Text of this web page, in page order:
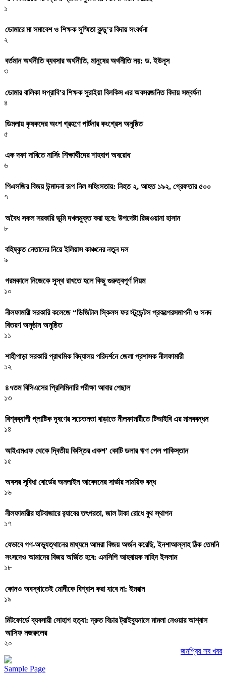
১
ডোমারে মা সমাবেশ ও শিক্ষক সুস্মিতা কুন্ডু’র বিদায় সংবর্ধনা
২
বর্তমান অর্থনীতি ব্যবসার অর্থনীতি, মানুষের অর্থনীতি নয়: ড. ইউনূস
৩
ডোমার বালিকা সপ্রাবি’র শিক্ষক সুরাইয়া বিলকিস এর অবসরজনিত বিদায় সম্বর্ধনা
৪
ডিমলায় কৃষকদের অংশ গ্রহণে পার্টনার কংগ্রেস অনুষ্ঠিত
৫
এক দফা দাবিতে নার্সিং শিক্ষার্থীদের শাহবাগ অবরোধ
৬
পিএসজির বিজয় উন্মাদনা রূপ নিল সহিংসতায়: নিহত ২, আহত ১৯২, গ্রেফতার ৫০০
৭
অবৈধ সকল সরকারি ভূমি দখলমুক্ত করা হবে: উপদেষ্টা রিজওয়ানা হাসান
৮
বহিষ্কৃত নেতাদের নিয়ে ইলিয়াস কাঞ্চনের নতুন দল
৯
গরমকালে নিজেকে সুস্থ রাখতে হলে কিছু গুরুত্বপূর্ণ নিয়ম
১০
নীলফামারী সরকারি কলেজে “ডিজিটাল স্কিলস ফর স্টুডেন্টস প্রকল্পেরসমাপনী ও সনদ
বিতরণ অনুষ্ঠান অনুষ্ঠিত
১১
শাহীপাড়া সরকারি প্রাথমিক বিদ্যালয় পরিদর্শনে জেলা প্রশাসক নীলফামারী
১২
৪৭তম বিসিএসের প্রিলিমিনারি পরীক্ষা আবার পেছাল
১৩
বিশ্বব্যাপী প্লাষ্টিক দূষণের সচেতনতা বাড়াতে নীলফামারীতে টিআইবি এর মানববন্ধন
১৪
আইএমএফ থেকে দ্বিতীয় কিস্তির একশ’ কোটি ডলার ঋণ পেল পাকিস্তান
১৫
অবসর সুবিধা বোর্ডের অনলাইন আবেদনের সার্ভার সাময়িক বন্ধ
১৬
নীলফামারীর হাটবাজারে র‌্যাবের তৎপরতা, জাল টাকা রোধে বুথ স্থাপন
১৭
যেভাবে গণ-অভ্যুত্থানের মাধ্যমে আমরা বিজয় অর্জন করেছি, ইনশাআল্লাহ ঠিক তেমনি
সংসদেও আমাদের বিজয় অর্জিত হবে: এনসিপি আহবায়ক নাহিদ ইসলাম
১৮
কোনও অবস্থাতেই মোদীকে বিশ্বাস করা যাবে না: ইমরান
১৯
মিটফোর্ডে ব্যবসায়ী সোহাগ হত্যা: দ্রুত বিচার ট্রাইব্যুনালে মামলা নেওয়ার আশ্বাস
আসিফ নজরুলের
২০
জনপ্রিয় সব খবর
Sample Page